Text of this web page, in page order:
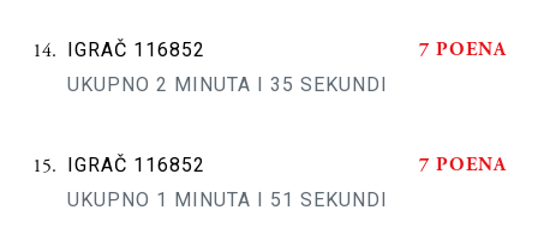
IGRAČ 116852
UKUPNO 2 MINUTA I 35 SEKUNDI
7 POENA
IGRAČ 116852
UKUPNO 1 MINUTA I 51 SEKUNDI
7 POENA